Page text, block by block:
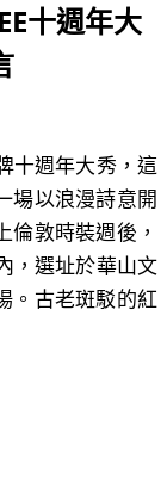
十週年大
十週年大秀，這
場以浪漫詩意開
敦時裝週後，
，選址於華山文
。古老斑駁的紅
暗黑浪漫哥德